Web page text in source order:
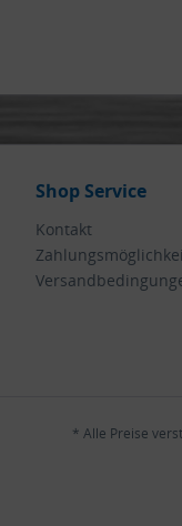
Shop Service
Kontakt
* Alle Preise